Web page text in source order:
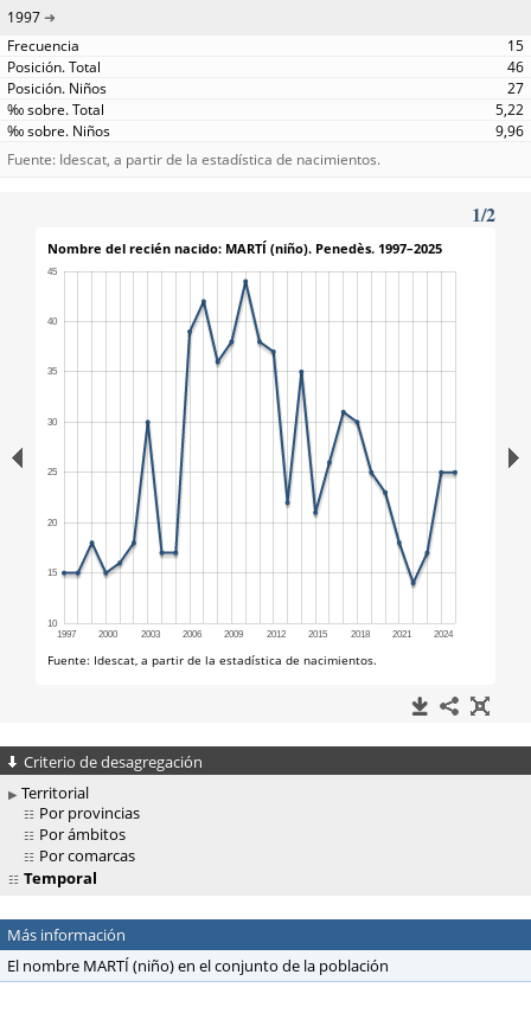
1997
15
46
27
5,22
9,96
Fuente: Idescat, a partir de la estadística de nacimientos.
Criterio de desagregación
Territorial
Por provincias
Por ámbitos
Por comarcas
Temporal
Más información
El nombre MARTÍ (niño) en el conjunto de la población